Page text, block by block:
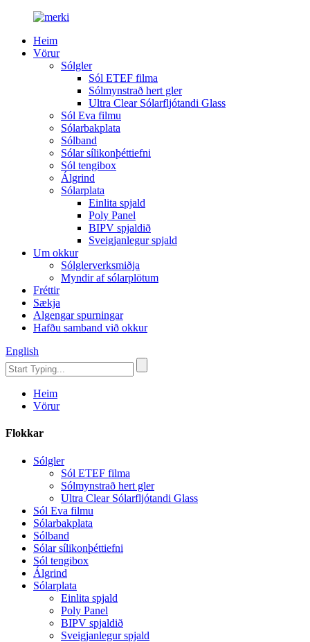
Heim
Vörur
Sólgler
Sól ETEF filma
Sólmynstrað hert gler
Ultra Clear Sólarfljótandi Glass
Sól Eva filmu
Sólarbakplata
Sólband
Sólar sílikonþéttiefni
Sól tengibox
Álgrind
Sólarplata
Einlita spjald
Poly Panel
BIPV spjaldið
Sveigjanlegur spjald
Um okkur
Sólglerverksmiðja
Myndir af sólarplötum
Fréttir
Sækja
Algengar spurningar
Hafðu samband við okkur
English
Heim
Vörur
Flokkar
Sólgler
Sól ETEF filma
Sólmynstrað hert gler
Ultra Clear Sólarfljótandi Glass
Sól Eva filmu
Sólarbakplata
Sólband
Sólar sílikonþéttiefni
Sól tengibox
Álgrind
Sólarplata
Einlita spjald
Poly Panel
BIPV spjaldið
Sveigjanlegur spjald